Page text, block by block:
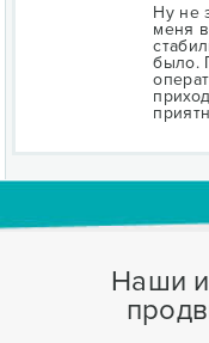
Ну не
меня
было.
Наши